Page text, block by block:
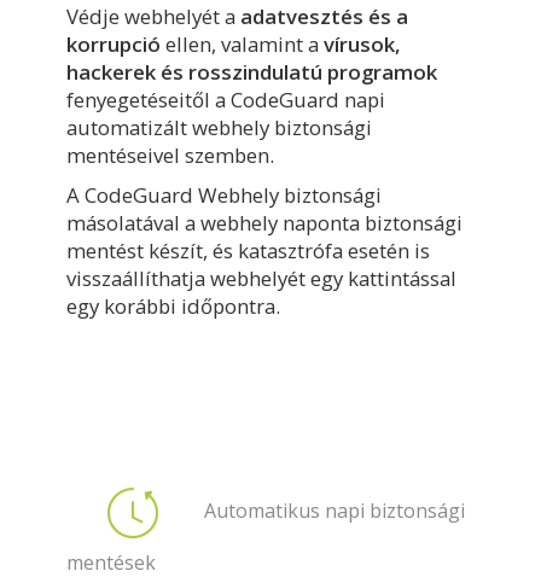
Védje webhelyét a adatvesztés és a
korrupció ellen, valamint a vírusok,
hackerek és rosszindulatú programok
fenyegetéseitől a CodeGuard napi
automatizált webhely biztonsági
mentéseivel szemben.
A CodeGuard Webhely biztonsági
másolatával a webhely naponta biztonsági
mentést készít, és katasztrófa esetén is
visszaállíthatja webhelyét egy kattintással
egy korábbi időpontra.
Automatikus napi biztonsági
mentések